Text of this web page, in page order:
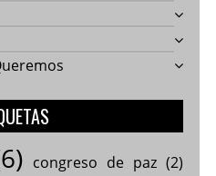
congreso de paz(2)